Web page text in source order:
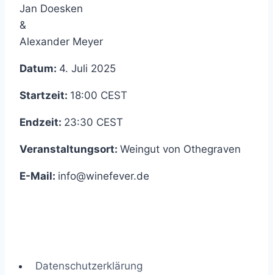
Jan Doesken
&
Alexander Meyer
Datum: 4. Juli 2025
Startzeit: 18:00 CEST
Endzeit: 23:30 CEST
Veranstaltungsort: Weingut von Othegraven
E-Mail: info@winefever.de
Datenschutzerklärung